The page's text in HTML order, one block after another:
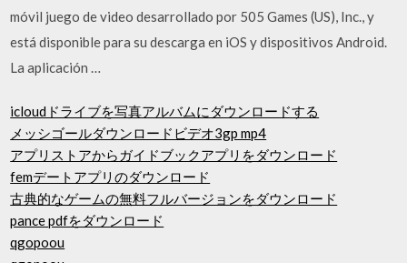
móvil juego de video desarrollado por 505 Games (US), Inc., y
está disponible para su descarga en iOS y dispositivos Android.
La aplicación …
icloudドライブを写真アルバムにダウンロードする
メッシゴールダウンロードビデオ3gp mp4
アプリストアからガイドブックアプリをダウンロード
femデートアプリのダウンロード
古典的なゲームの無料フルバージョンをダウンロード
pance pdfをダウンロード
qgopoou